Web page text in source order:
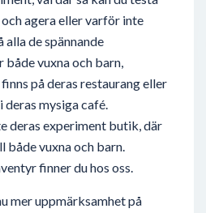
agera eller varför inte
alla de spännande
både vuxna och barn,
på deras restaurang eller
deras mysiga café.
deras experiment butik, där
både vuxna och barn.
finner du hos oss.
mer uppmärksamhet på